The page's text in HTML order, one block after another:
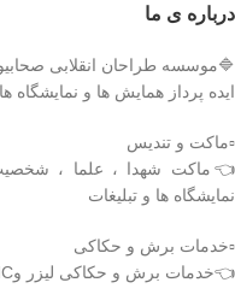
نمونه کار ها
درباره ی ما
🔷موسسه طراحان انقلابی
ایده پرداز همایش ها و نمایشگاه ها
▫️ماکت و تندیس
👈ماکت شهدا ، علما ،
نمایشگاه ها و تبلیغات
▫️خدمات برش و حکاکی
👈خدمات برش و حکاکی لیزر وCNC با کیفیت و دقت بالا